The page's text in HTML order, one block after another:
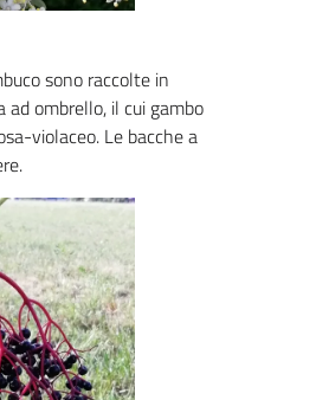
sono raccolte in
ad ombrello, il cui gambo
violaceo. Le bacche a